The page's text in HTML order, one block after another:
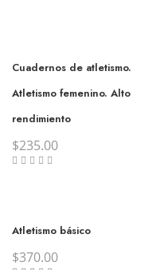
Cuadernos de atletismo.
Atletismo femenino. Alto
rendimiento
$235.00
Atletismo básico
$370.00